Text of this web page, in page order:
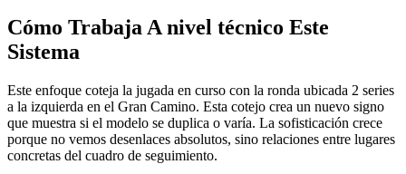
Cómo Trabaja A nivel técnico Este
Sistema
Este enfoque coteja la jugada en curso con la ronda ubicada 2 series
a la izquierda en el Gran Camino. Esta cotejo crea un nuevo signo
que muestra si el modelo se duplica o varía. La sofisticación crece
porque no vemos desenlaces absolutos, sino relaciones entre lugares
concretas del cuadro de seguimiento.